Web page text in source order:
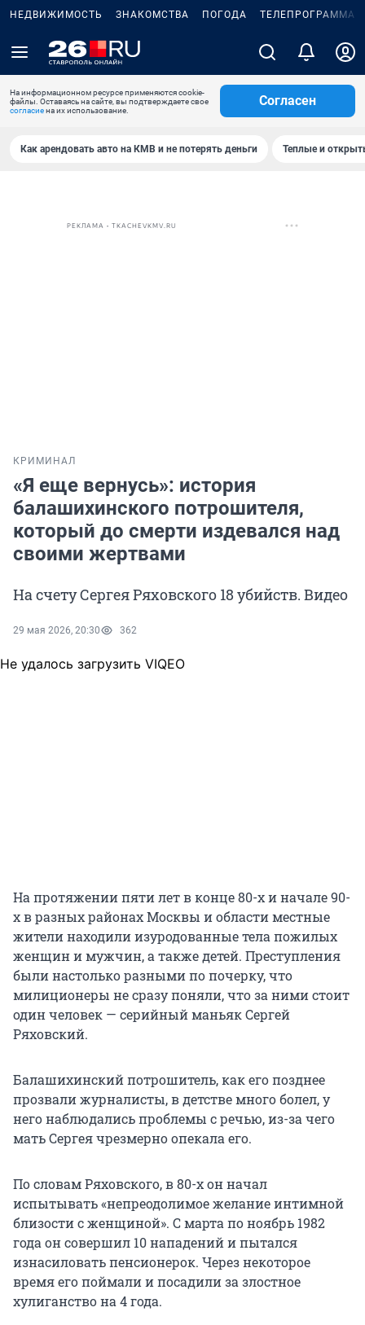
НЕДВИЖИМОСТЬ ЗНАКОМСТВА ПОГОДА ТЕЛЕПРОГРАММА
На информационном ресурсе применяются cookie-
файлы. Оставаясь на сайте, вы подтверждаете свое
согласиена их использование.
Согласен
Как арендовать авто на КМВ и не потерять деньги Теплые и
РЕКЛАМА • TKACHEVKMV.RU
КРИМИНАЛ
«Я еще вернусь»: история
балашихинского потрошителя,
который до смерти издевался над
своими жертвами
На счету Сергея Ряховского 18 убийств. Видео
29 мая 2026, 20:30 362
Не удалось загрузить VIQEO
На протяжении пяти лет в конце 80-х и начале 90-
х в разных районах Москвы и области местные
жители находили изуродованные тела пожилых
женщин и мужчин, а также детей. Преступления
были настолько разными по почерку, что
милиционеры не сразу поняли, что за ними стоит
один человек — серийный маньяк Сергей
Ряховский.
Балашихинский потрошитель, как его позднее
прозвали журналисты, в детстве много болел, у
него наблюдались проблемы с речью, из-за чего
мать Сергея чрезмерно опекала его.
По словам Ряховского, в 80-х он начал
испытывать «непреодолимое желание интимной
близости с женщиной». С марта по ноябрь 1982
года он совершил 10 нападений и пытался
изнасиловать пенсионерок. Через некоторое
время его поймали и посадили за злостное
хулиганство на 4 года.